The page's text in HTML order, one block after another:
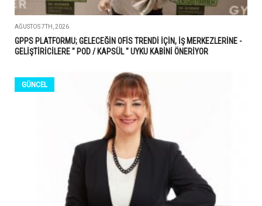
AĞUSTOS 7TH, 2026
GPPS PLATFORMU; GELECEĞİN OFİS TRENDİ İÇİN, İŞ MERKEZLERİNE -
GELİŞTİRİCİLERE " POD / KAPSÜL " UYKU KABİNİ ÖNERİYOR
GÜNCEL